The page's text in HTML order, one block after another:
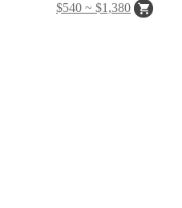
$540 ~ $1,380